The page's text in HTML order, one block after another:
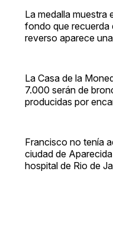
La medalla muestra
fondo que recuerda
reverso aparece
La Casa de la
7.000 serán de
producidas por
Francisco no tenía
ciudad de
hospital de Rio de